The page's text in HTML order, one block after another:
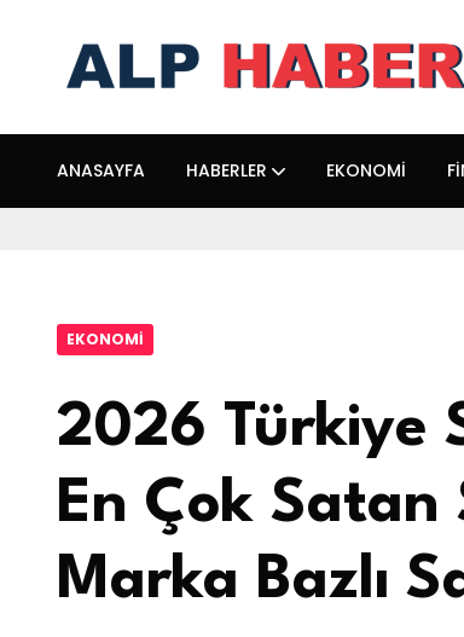
ANASAYFA HABERLER EKONOMI
EKONOMI
2026 Türkiye
En Çok Satan
Marka Bazlı